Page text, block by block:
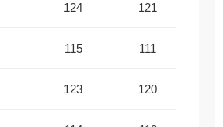
124 121
115 111
123 120